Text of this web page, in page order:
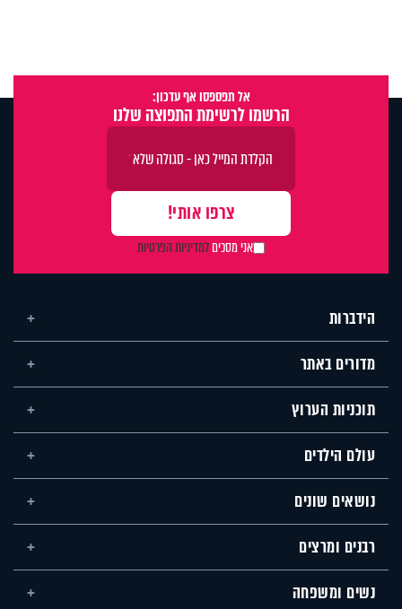
אל תפספסו אף עדכון:
הרשמו לרשימת התפוצה שלנו
אני מסכיםלמדיניות הפרטיות
הידברות
מדורים באתר
תוכניות הערוץ
עולם הילדים
נושאים שונים
רבנים ומרצים
נשים ומשפחה